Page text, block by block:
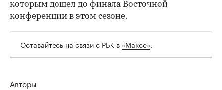
которым дошел до финала Восточной
конференции в этом сезоне.
Оставайтесь на связи с РБК в «Максе».
Авторы